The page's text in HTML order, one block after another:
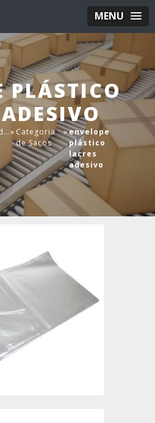
MENU
PLÁSTICO
Especialidades » Categoria
de Sacos
»envelope
plástico
lacres
adesivo